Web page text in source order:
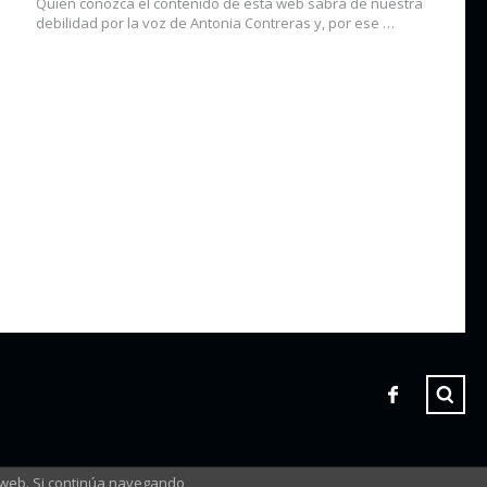
Si continúa navegando,
debilidad por la voz de Antonia Contreras y, por ese …